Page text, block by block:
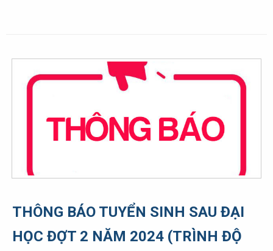
THÔNG BÁO TUYỂN SINH SAU ĐẠI
HỌC ĐỢT 2 NĂM 2024 (TRÌNH ĐỘ